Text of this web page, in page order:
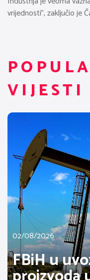
vrijednosti”, zaključio je
VIJESTI
02/08/2026
FBiH u